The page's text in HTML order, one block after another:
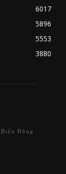
6017
5896
5553
3880
Đông